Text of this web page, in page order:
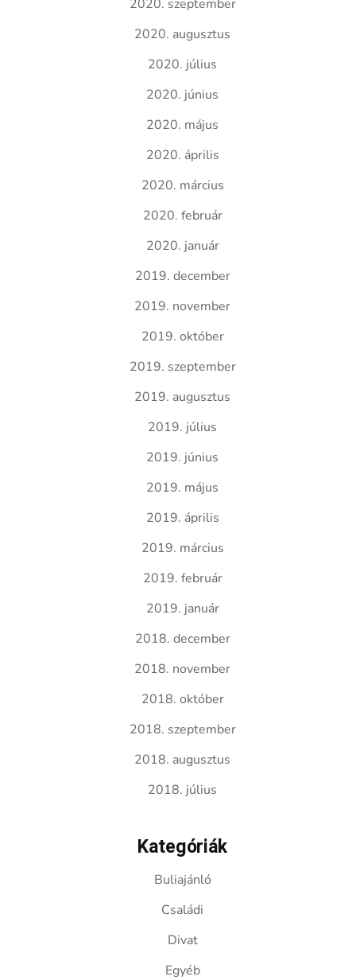
2020. szeptember
2020. augusztus
2020. július
2020. június
2020. május
2020. április
2020. március
2020. február
2020. január
2019. december
2019. november
2019. október
2019. szeptember
2019. augusztus
2019. július
2019. június
2019. május
2019. április
2019. március
2019. február
2019. január
2018. december
2018. november
2018. október
2018. szeptember
2018. augusztus
2018. július
Kategóriák
Buliajánló
Családi
Divat
Egyéb